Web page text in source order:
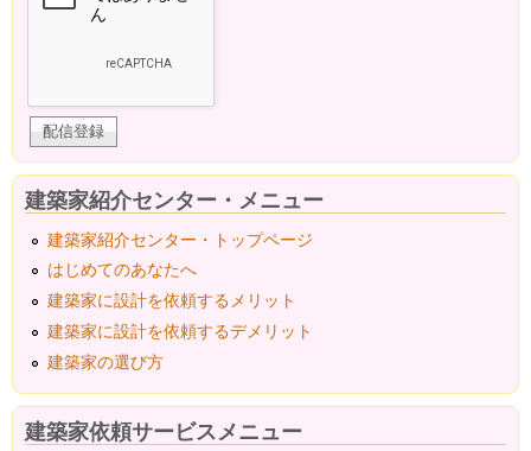
建築家紹介センター・メニュー
建築家紹介センター・トップページ
はじめてのあなたへ
建築家に設計を依頼するメリット
建築家に設計を依頼するデメリット
建築家の選び方
建築家依頼サービスメニュー